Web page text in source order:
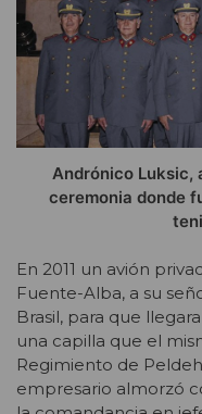
Andrónico Luksic,
ceremonia donde
En 2011 un avión
Fuente-Alba, a su
Brasil, para que
una capilla que el
Regimiento de
empresario almorzó